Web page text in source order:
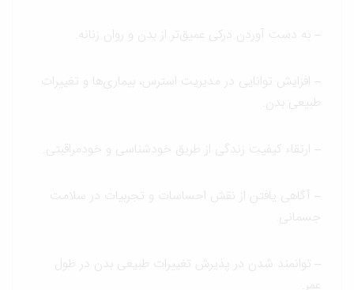
به دست آوردن درکی عمیق‌تر از بدن و روان زنانه.
افزایش توانایی در مدیریت استرس، بیماری‌ها و تغییرات
طبیعی بدن.
ارتقاء کیفیت زندگی از طریق خودشناسی و خودمراقبتی.
آگاهی یافتن از نقش احساسات و تجربیات در سلامت
جسمانی.
توانمند شدن در پذیرش تغییرات طبیعی بدن در طول